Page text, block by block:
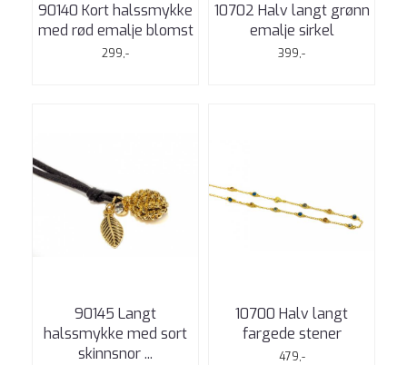
90140 Kort halssmykke
med rød emalje blomst
299,-
10702 Halv langt grønn
emalje sirkel
399,-
90145 Langt
halssmykke med sort
skinnsnor ...
10700 Halv langt
fargede stener
479,-